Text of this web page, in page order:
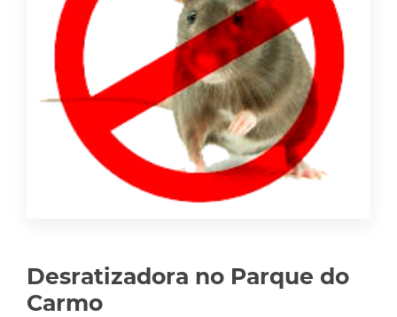
Desratizadora no Parque do
Carmo